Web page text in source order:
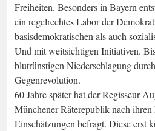
Freiheiten. Besonders in Bayern
ein regelrechtes Labor der
basisdemokratischen als auch
Und mit weitsichtigen Initiativen.
blutrünstigen Niederschlagung
Gegenrevolution.
60 Jahre später hat der Regisseur
Münchener Räterepublik nach ihren
Einschätzungen befragt. Diese erst